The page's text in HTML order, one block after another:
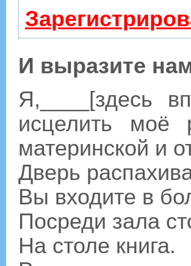
И выразите
Я,____[здесь
исцелить моё
материнской и
Дверь
Вы входите в
Посреди зала
На столе книга.